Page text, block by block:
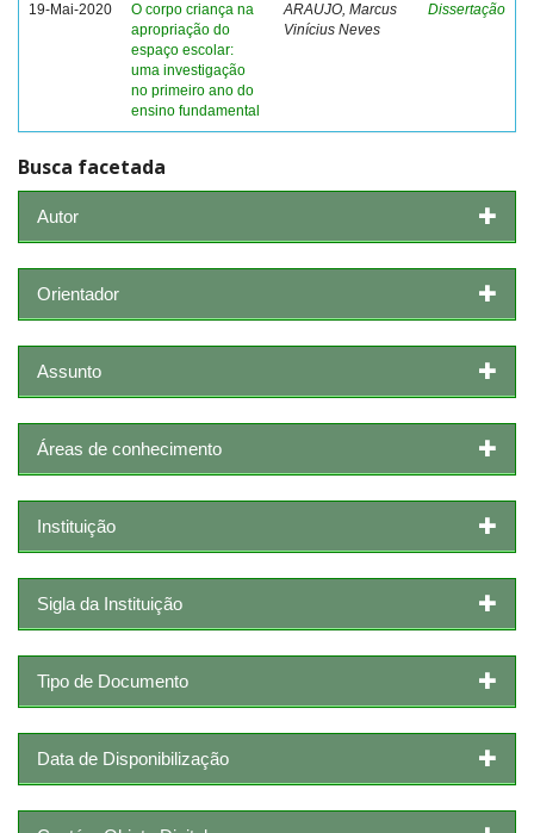
19-Mai-2020
O corpo criança na
apropriação do
espaço escolar:
uma investigação
no primeiro ano do
ensino fundamental
ARAUJO, Marcus
Vinícius Neves
Dissertação
Busca facetada
Autor
Orientador
Assunto
Áreas de conhecimento
Instituição
Sigla da Instituição
Tipo de Documento
Data de Disponibilização